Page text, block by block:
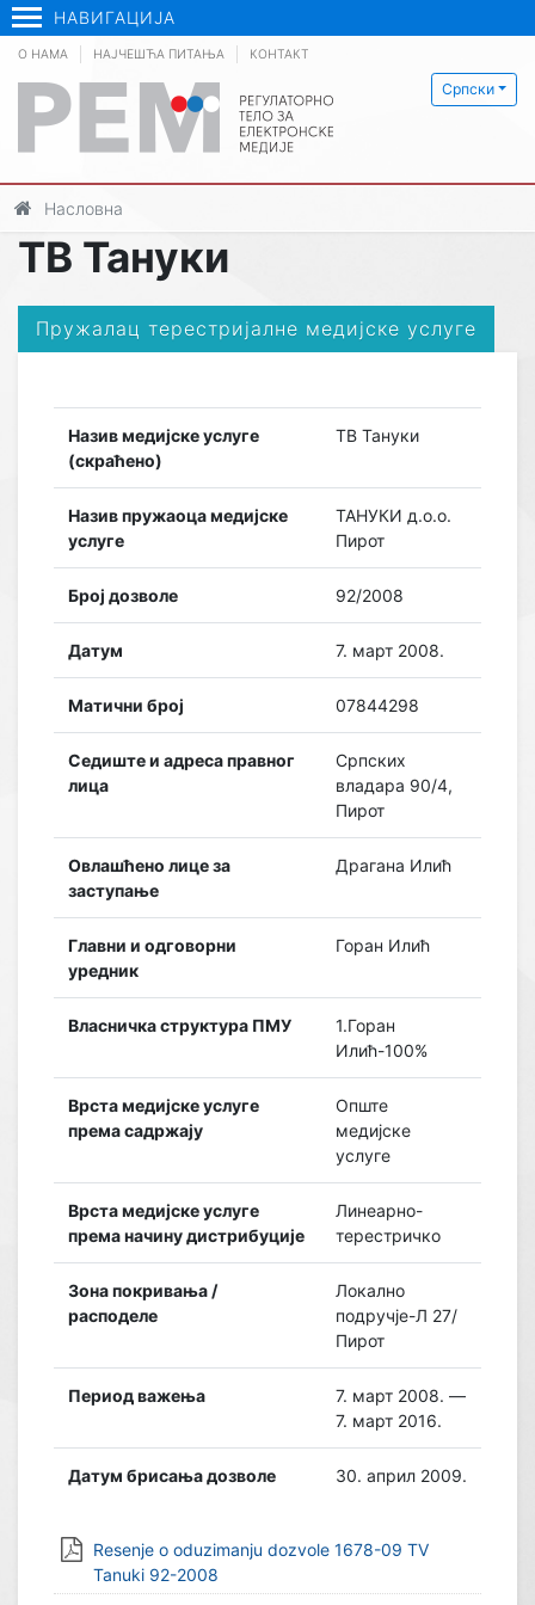
НАВИГАЦИЈА
Српски
О НАМА НАЈЧЕШЋА ПИТАЊА КОНТАКТ
Насловна
ТВ Тануки
Пружалац терестријалне медијске услуге
Назив медијске услуге
(скраћено)
ТВ Тануки
Назив пружаоца медијске
услуге
ТАНУКИ д.о.о.
Пирот
Број дозволе 92/2008
Датум 7. март 2008.
Матични број 07844298
Седиште и адреса правног
лица
Српских
владара 90/4,
Пирот
Овлашћено лице за
заступање
Драгана Илић
Главни и одговорни
уредник
Горан Илић
Власничка структура ПМУ
1.Горан
Илић-100%
Врста медијске услуге
према садржају
Опште
медијске
услуге
Врста медијске услуге
према начину дистрибуције
Линеарно-
терестричко
Зона покривања /
расподеле
Локално
подручје-Л 27/
Пирот
Период важења
7. март 2008. —
7. март 2016.
Датум брисања дозволе 30. април 2009.
Resenje o oduzimanju dozvole 1678-09 TV
Tanuki 92-2008